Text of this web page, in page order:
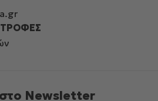
Newsletter